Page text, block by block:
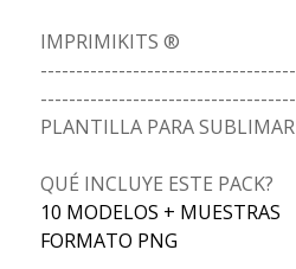
IMPRIMIKITS ®
PLANTILLA PARA SUBLIMAR
QUÉ INCLUYE ESTE PACK?
10 MODELOS + MUESTRAS
FORMATO PNG